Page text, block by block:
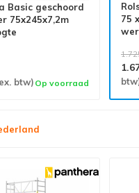
Basic geschoord
75x245x7,2m
btw) Op voorraad
75